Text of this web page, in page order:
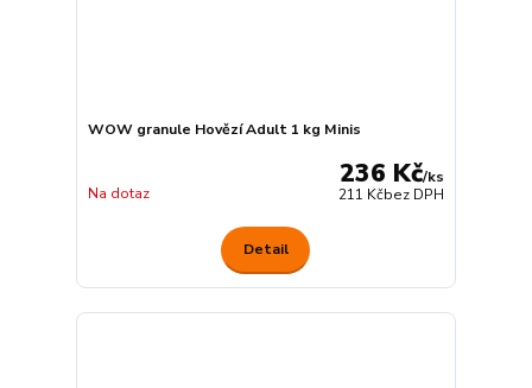
WOW granule Hovězí Adult 1 kg Minis
236 Kč/ks
211 Kčbez DPH
Na dotaz
Detail